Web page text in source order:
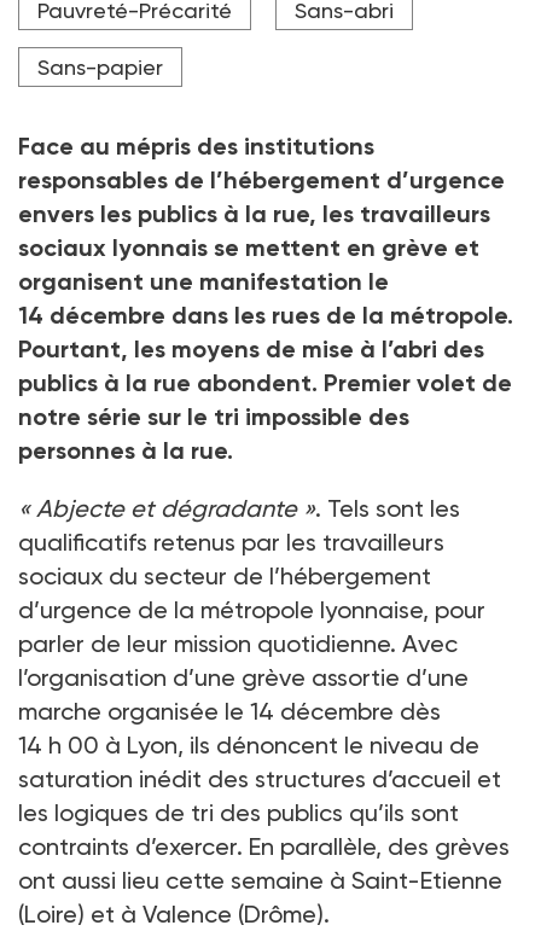
Pauvreté-Précarité Sans-abri
Sans-papier
Face au mépris des institutions
responsables de l’hébergement d’urgence
envers les publics à la rue, les travailleurs
sociaux lyonnais se mettent en grève et
organisent une manifestation le
14 décembre dans les rues de la métropole.
Pourtant, les moyens de mise à l’abri des
publics à la rue abondent. Premier volet de
notre série sur le tri impossible des
personnes à la rue.
« Abjecte et dégradante ». Tels sont les
qualificatifs retenus par les travailleurs
sociaux du secteur de l’hébergement
d’urgence de la métropole lyonnaise, pour
parler de leur mission quotidienne. Avec
l’organisation d’une grève assortie d’une
marche organisée le 14 décembre dès
14 h 00 à Lyon, ils dénoncent le niveau de
saturation inédit des structures d’accueil et
les logiques de tri des publics qu’ils sont
contraints d’exercer. En parallèle, des grèves
ont aussi lieu cette semaine à Saint-Etienne
(Loire) et à Valence (Drôme).